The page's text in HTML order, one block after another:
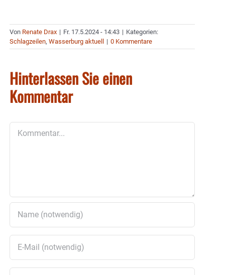
Von Renate Drax | Fr. 17.5.2024 - 14:43 | Kategorien:
Schlagzeilen, Wasserburg aktuell | 0 Kommentare
Hinterlassen Sie einen
Kommentar